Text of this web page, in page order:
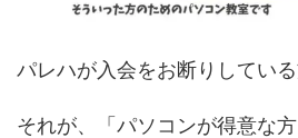
パレハが入会をお断りしている
それが、「パソコンが得意な方